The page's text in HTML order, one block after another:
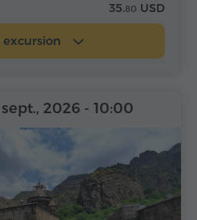
35.80 USD
2026 - 10:00